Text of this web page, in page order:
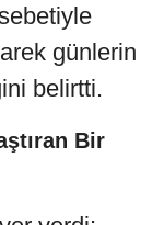
günlerin
belirtti.
Bir